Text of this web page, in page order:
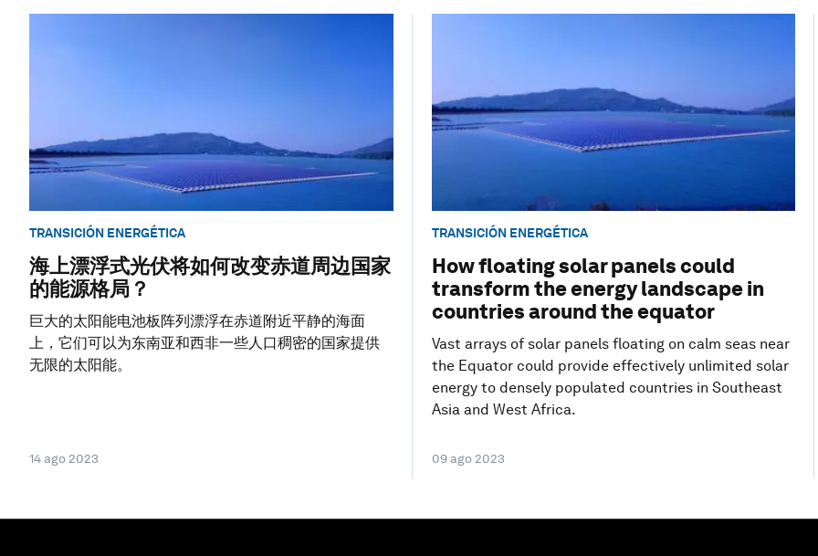
TRANSICIÓN ENERGÉTICA
海上漂浮式光伏将如何改变赤道周边国家
的能源格局？
巨大的太阳能电池板阵列漂浮在赤道附近平静的海面
上，它们可以为东南亚和西非一些人口稠密的国家提供
无限的太阳能。
14 ago 2023
TRANSICIÓN ENERGÉTICA
How floating solar panels could
transform the energy landscape in
countries around the equator
Vast arrays of solar panels floating on calm seas near
the Equator could provide effectively unlimited solar
energy to densely populated countries in Southeast
Asia and West Africa.
09 ago 2023